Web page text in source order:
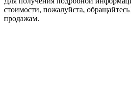
стоимости, пожалуйста,
продажам.